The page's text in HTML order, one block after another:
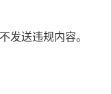
发送违规内容。